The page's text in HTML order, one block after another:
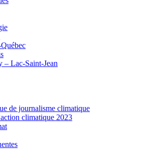
– Lac-Saint-Jean
de journalisme climatique
climatique 2023